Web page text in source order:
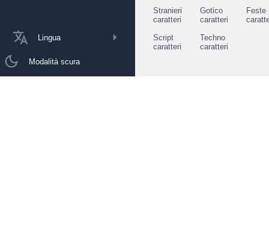
Lingua
Modalità scura
Stranieri
caratteri
Gotico
caratteri
Feste
Script
caratteri
Techno
caratteri